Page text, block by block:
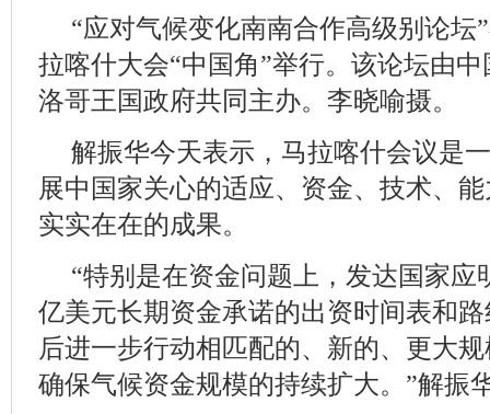
“应对气候变化南南合作高级别论坛
拉喀什大会“中国角”举行。该论坛由
洛哥王国政府共同主办。李晓喻摄。
解振华今天表示，马拉喀什会议是
展中国家关心的适应、资金、技术、
实实在在的成果。
“特别是在资金问题上，发达国家应
亿美元长期资金承诺的出资时间表和
后进一步行动相匹配的、新的、更大
确保气候资金规模的持续扩大。”解振